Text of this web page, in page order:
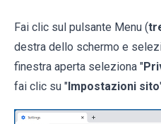
Fai clic sul pulsante Menu (
destra dello schermo e
finestra aperta seleziona "
fai clic su "Impostazioni sito